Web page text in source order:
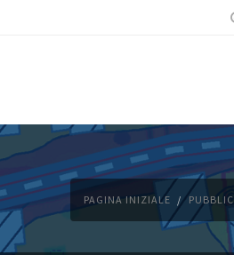
PAGINA INIZIALE